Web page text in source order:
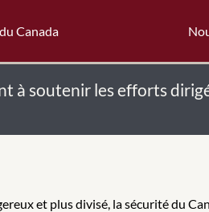
Canada
à soutenir les efforts
et plus divisé, la sécurité du